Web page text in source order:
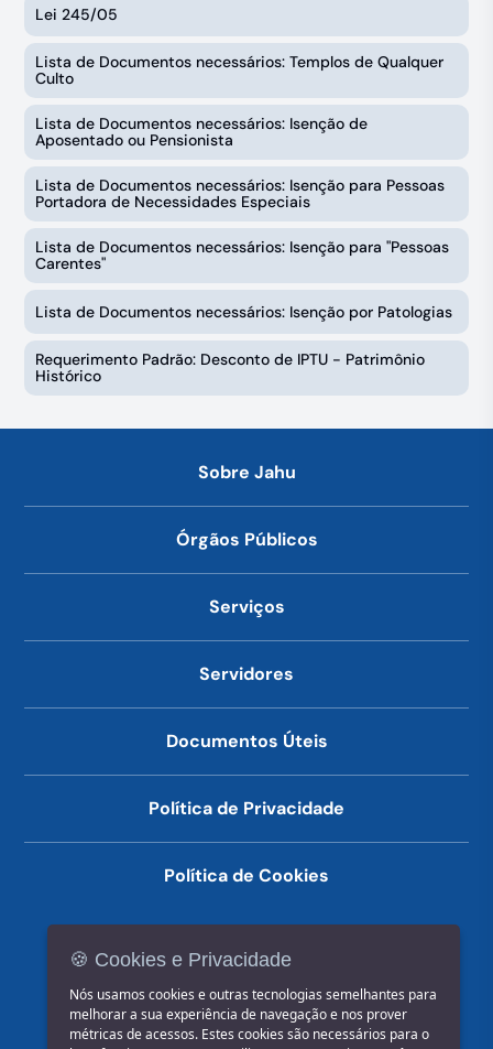
Lei 245/05
Lista de Documentos necessários: Templos de Qualquer
Culto
Lista de Documentos necessários: Isenção de
Aposentado ou Pensionista
Lista de Documentos necessários: Isenção para Pessoas
Portadora de Necessidades Especiais
Lista de Documentos necessários: Isenção para "Pessoas
Carentes"
Lista de Documentos necessários: Isenção por Patologias
Requerimento Padrão: Desconto de IPTU - Patrimônio
Histórico
Sobre Jahu
Órgãos Públicos
Serviços
Servidores
Documentos Úteis
Política de Privacidade
Política de Cookies
🍪 Cookies e Privacidade
Nós usamos cookies e outras tecnologias semelhantes para
melhorar a sua experiência de navegação e nos prover
métricas de acessos. Estes cookies são necessários para o